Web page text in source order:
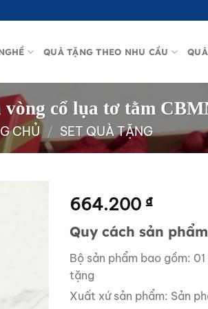
QUÀ TẶNG THEO NHU CẦU
vòng cổ lụa tơ tằm
CHỦ / SET QUÀ TẶNG
664.200 ₫
Quy cách sản phẩm
Bộ sản phẩm bao gồm:
tặng
Xuất xứ sản phẩm: Sản